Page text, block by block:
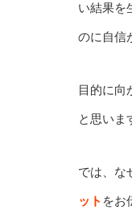
い結果を
のに自信
目的に向
と思いま
では、な
ット をお